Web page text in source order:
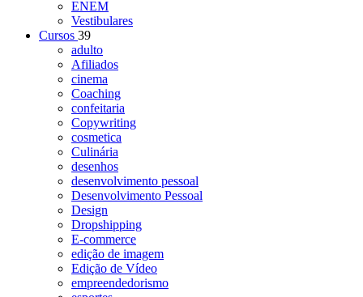
ENEM
Vestibulares
Cursos 39
adulto
Afiliados
cinema
Coaching
confeitaria
Copywriting
cosmetica
Culinária
desenhos
desenvolvimento pessoal
Desenvolvimento Pessoal
Design
Dropshipping
E-commerce
edição de imagem
Edição de Vídeo
empreendedorismo